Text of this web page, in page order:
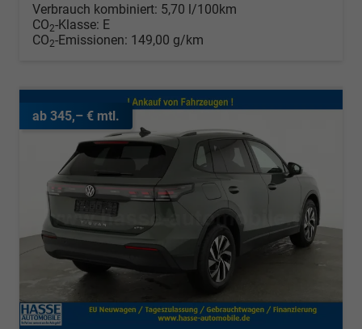
Verbrauch kombiniert: 5,70 l/100km
CO2-Klasse: E
CO2-Emissionen: 149,00 g/km
ab 345,– € mtl.